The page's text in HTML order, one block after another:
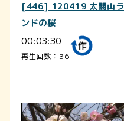
[446] 120419 太閤山ラ
ンドの桜
00:03:30
再生回数：36